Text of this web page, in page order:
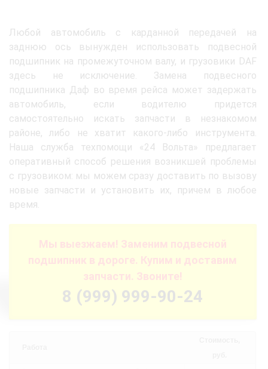
Любой автомобиль с карданной передачей на
заднюю ось вынужден использовать подвесной
подшипник на промежуточном валу, и грузовики DAF
здесь не исключение. Замена подвесного
подшипника Даф во время рейса может задержать
автомобиль, если водителю придется
самостоятельно искать запчасти в незнакомом
районе, либо не хватит какого-либо инструмента.
Наша служба техпомощи «24 Вольта» предлагает
оперативный способ решения возникшей проблемы
с грузовиком: мы можем сразу доставить по вызову
новые запчасти и установить их, причем в любое
время.
Мы выезжаем! Заменим подвесной
подшипник в дороге. Купим и доставим
запчасти. Звоните!
8 (999) 999-90-24